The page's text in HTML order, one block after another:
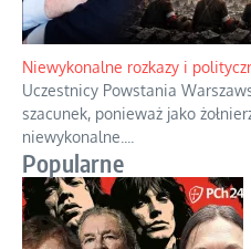
Niewykonalne rozkazy i
Uczestnicy Powstania
szacunek, ponieważ jako
niewykonalne.
Popularne